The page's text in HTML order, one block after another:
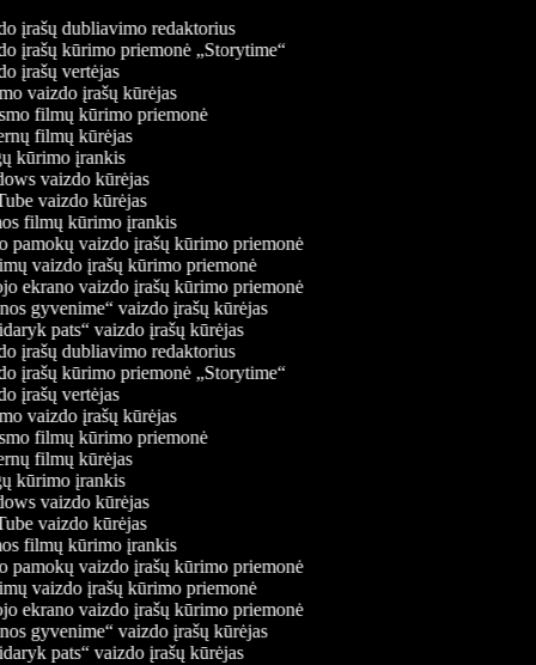
įrašų dubliavimo redaktorius
įrašų kūrimo priemonė „Storytime“
įrašų vertėjas
vaizdo įrašų kūrėjas
filmų kūrimo priemonė
filmų kūrėjas
kūrimo įrankis
vaizdo kūrėjas
vaizdo kūrėjas
filmų kūrimo įrankis
pamokų vaizdo įrašų kūrimo priemonė
vaizdo įrašų kūrimo priemonė
ekrano vaizdo įrašų kūrimo priemonė
gyvenime“ vaizdo įrašų kūrėjas
pats“ vaizdo įrašų kūrėjas
įrašų dubliavimo redaktorius
įrašų kūrimo priemonė „Storytime“
įrašų vertėjas
vaizdo įrašų kūrėjas
filmų kūrimo priemonė
filmų kūrėjas
kūrimo įrankis
vaizdo kūrėjas
vaizdo kūrėjas
filmų kūrimo įrankis
pamokų vaizdo įrašų kūrimo priemonė
vaizdo įrašų kūrimo priemonė
ekrano vaizdo įrašų kūrimo priemonė
gyvenime“ vaizdo įrašų kūrėjas
pats“ vaizdo įrašų kūrėjas